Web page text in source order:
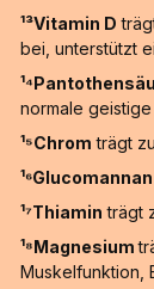
¹³Vitamin D
bei, unterstützt
normale
¹⁵Chrom trägt
¹⁶Glucomannan
¹⁷Thiamin trägt
¹⁸Magnesium
Muskelfunktion,